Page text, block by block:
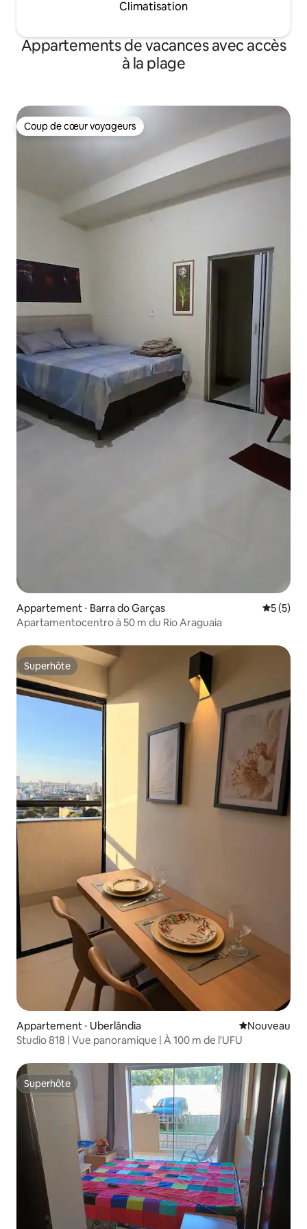
Climatisation
Appartements de vacances avec accès
à la plage
Coup de cœur voyageurs
Coup de cœur voyageurs
Appartement ⋅ Barra do Garças
5 (5)
Apartamentocentro à 50 m du Rio Araguaia
Superhôte
Superhôte
Appartement ⋅ Uberlândia Nouvel
Nouveau
Studio 818 | Vue panoramique | À 100 m de l'UFU
Superhôte
Superhôte